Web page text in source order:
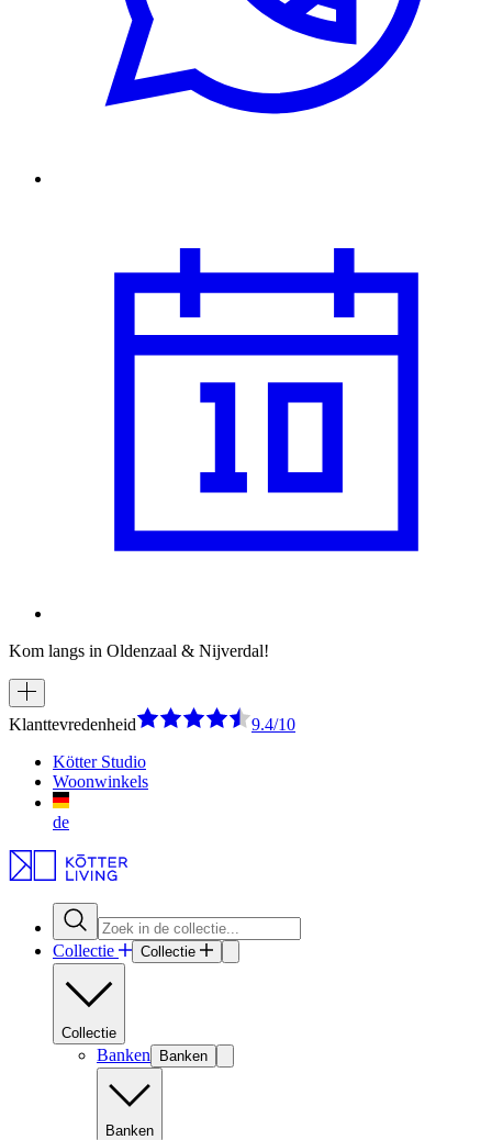
Kom langs in Oldenzaal & Nijverdal!
Klanttevredenheid
9.4/10
Kötter Studio
Woonwinkels
de
Collectie Collectie
Collectie
Banken Banken
Banken